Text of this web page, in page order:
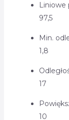
Liniowe
97,5
Min.
1,8
17
10